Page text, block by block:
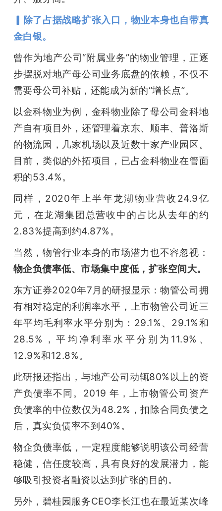
▎除了占据战略扩张入口，物业本身也自带真
金白银。
曾作为地产公司“附属业务”的物业管理，正逐
步摆脱对地产母公司业务底盘的依赖，不仅不
需要母公司补贴，还能成为新的“增长点”。
以金科物业为例，金科物业除了母公司金科地
产自有项目外，还管理着京东、顺丰、普洛斯
的物流园，几家机场以及近数十家产业园区。
目前，类似的外拓项目，已占金科物业在管面
积的53.4%。
同样，2020年上半年龙湖物业营收24.9亿
元，在龙湖集团总营收中的占比从去年的约
2.83%提高到约4.87%。
当然，物管行业本身的市场潜力也不容忽视：
物企负债率低、市场集中度低，扩张空间大。
东方证券2020年7月的研报显示：物管公司拥
有相对稳定的利润率水平，上市物管公司近三
年平均毛利率水平分别为：29.1%、29.1%和
28.5%，平均净利率水平分别为11.9%、
12.9%和12.8%。
此研报还指出，与地产公司动辄80%以上的资
产负债率不同。2019 年，上市物管公司资产
负债率的中位数仅为48.2%，扣除合同负债之
后，真实负债率不到40%。
物企负债率低，一定程度能够说明该公司经营
稳健，信任度较高，具有良好的发展潜力，能
够吸引投资者融资以达到扩张的目的。
另外，碧桂园服务CEO李长江也在最近某次峰